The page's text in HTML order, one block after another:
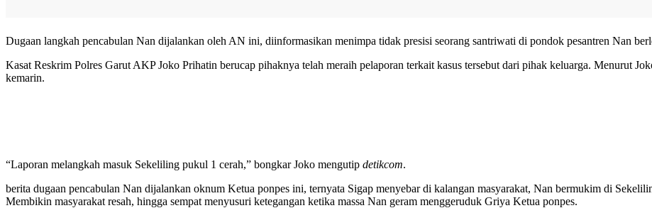
Dugaan langkah pencabulan Nan dijalankan oleh AN ini, diinformasikan menimpa tidak presisi seorang santriwati di pondok pesantren Nan
Kasat Reskrim Polres Garut AKP Joko Prihatin berucap pihaknya telah meraih pelaporan terkait kasus tersebut dari pihak keluarga. Menurut
kemarin.
“Laporan melangkah masuk Sekeliling pukul 1 cerah,” bongkar Joko mengutip detikcom.
berita dugaan pencabulan Nan dijalankan oknum Ketua ponpes ini, ternyata Sigap menyebar di kalangan masyarakat, Nan bermukim di
Membikin masyarakat resah, hingga sempat menyusuri ketegangan ketika massa Nan geram menggeruduk Griya Ketua ponpes.